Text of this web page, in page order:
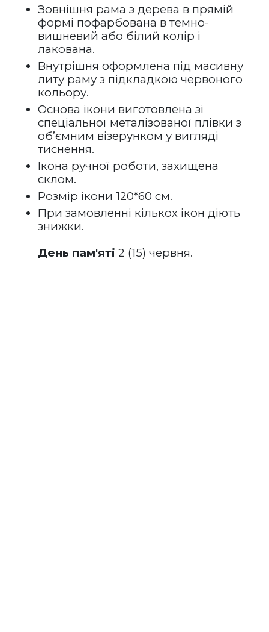
Зовнішня рама з дерева в прямій
формі пофарбована в темно-
вишневий або білий колір і
лакована.
Внутрішня оформлена під масивну
литу раму з підкладкою червоного
кольору.
Основа ікони виготовлена зі
спеціальної металізованої плівки з
об’ємним візерунком у вигляді
тиснення.
Ікона ручної роботи, захищена
склом.
Розмір ікони 120*60 см.
При замовленні кількох ікон діють
знижки.
День пам'яті 2 (15) червня.